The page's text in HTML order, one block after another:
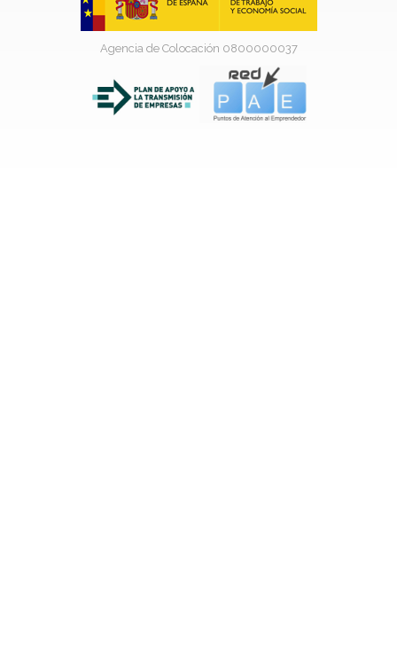
Agencia de Colocación 0800000037